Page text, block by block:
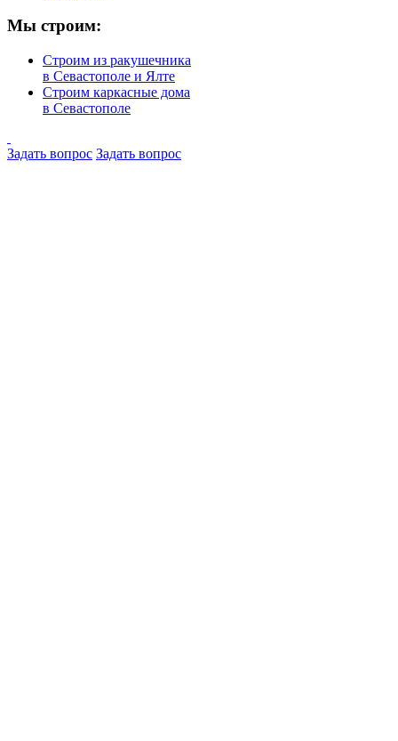
Мы строим:
Строим из ракушечника
в Севастополе и Ялте
Строим каркасные дома
в Севастополе
Задать вопрос Задать вопрос